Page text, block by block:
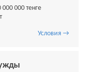
000 тенге
Условия →